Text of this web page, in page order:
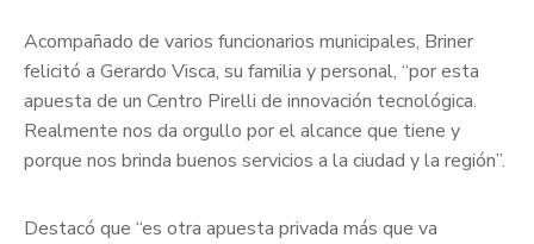
Acompañado de varios funcionarios municipales, Briner
felicitó a Gerardo Visca, su familia y personal, “por esta
apuesta de un Centro Pirelli de innovación tecnológica.
Realmente nos da orgullo por el alcance que tiene y
porque nos brinda buenos servicios a la ciudad y la región”.
Destacó que “es otra apuesta privada más que va